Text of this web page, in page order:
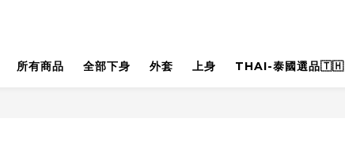
所有商品 全部下身 外套 上身 THAI-泰國選品🇹🇭